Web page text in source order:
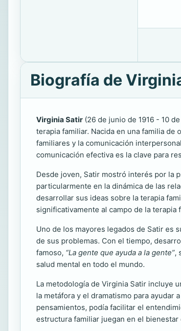
Biografía de
Virginia Satir (26 de junio de 1916 - 10
terapia familiar. Nacida en una familia
familiares y la comunicación
comunicación efectiva es la clave para
Desde joven, Satir mostró interés por la
particularmente en la dinámica de las
desarrollar sus ideas sobre la terapia
significativamente al campo de la terapia
Uno de los mayores legados de Satir es
de sus problemas. Con el tiempo,
famoso, “La gente que ayuda a la gente”,
salud mental en todo el mundo.
La metodología de Virginia Satir incluye
la metáfora y el dramatismo para ayudar
pensamientos, podía facilitar el
estructura familiar juegan en el